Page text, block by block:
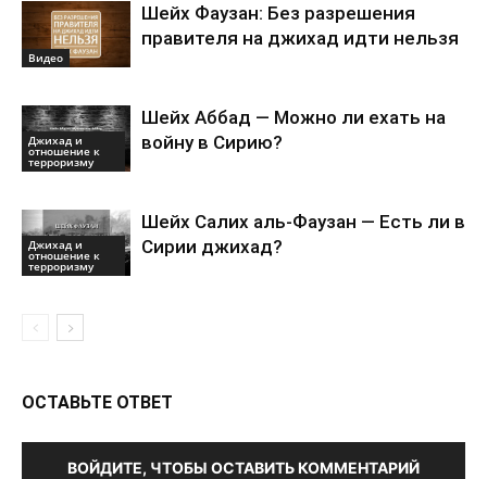
Видео
Шейх Фаузан: Без разрешения
правителя на джихад идти нельзя
Джихад и
отношение к
терроризму
Шейх Аббад — Можно ли ехать на
войну в Сирию?
Джихад и
отношение к
терроризму
Шейх Салих аль-Фаузан — Есть ли в
Сирии джихад?
ОСТАВЬТЕ ОТВЕТ
ВОЙДИТЕ, ЧТОБЫ ОСТАВИТЬ КОММЕНТАРИЙ